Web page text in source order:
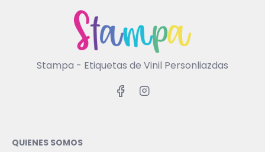
Stampa - Etiquetas de Vinil Personliazdas
QUIENES SOMOS